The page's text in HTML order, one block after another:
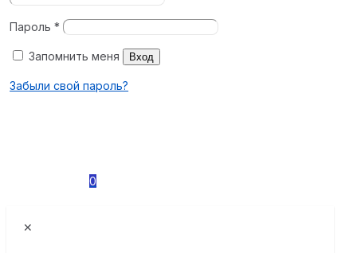
Пароль*
Запомнить меня Вход
Забыли свой пароль?
0
✕